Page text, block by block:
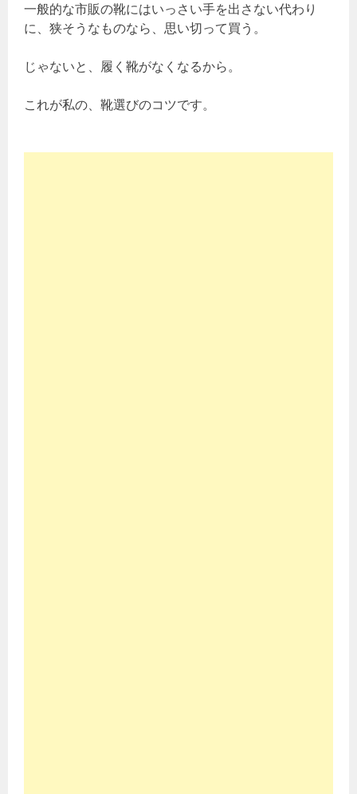
一般的な市販の靴にはいっさい手を出さない代わり
に、狭そうなものなら、思い切って買う。
じゃないと、履く靴がなくなるから。
これが私の、靴選びのコツです。